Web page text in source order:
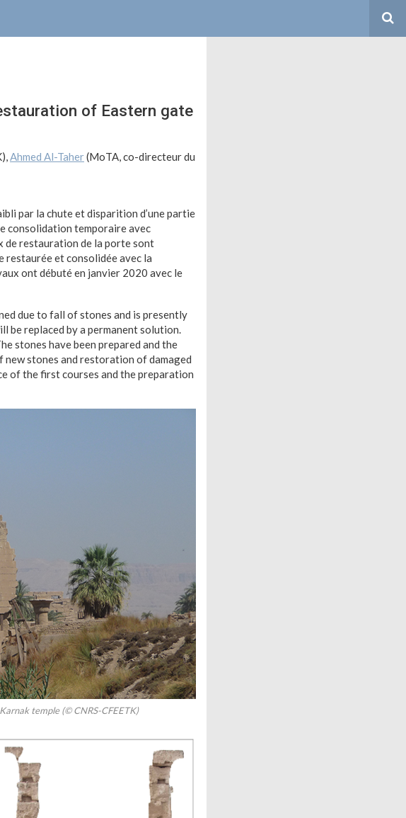
of Eastern gate
Ahmed Al-Taher(MoTA, co-directeur du
par la chute et disparition d’une partie
consolidation temporaire avec
de restauration de la porte sont
restaurée et consolidée avec la
ont débuté en janvier 2020 avec le
due to fall of stones and is presently
be replaced by a permanent solution.
stones have been prepared and the
stones and restoration of damaged
of the first courses and the preparation
temple (© CNRS-CFEETK)